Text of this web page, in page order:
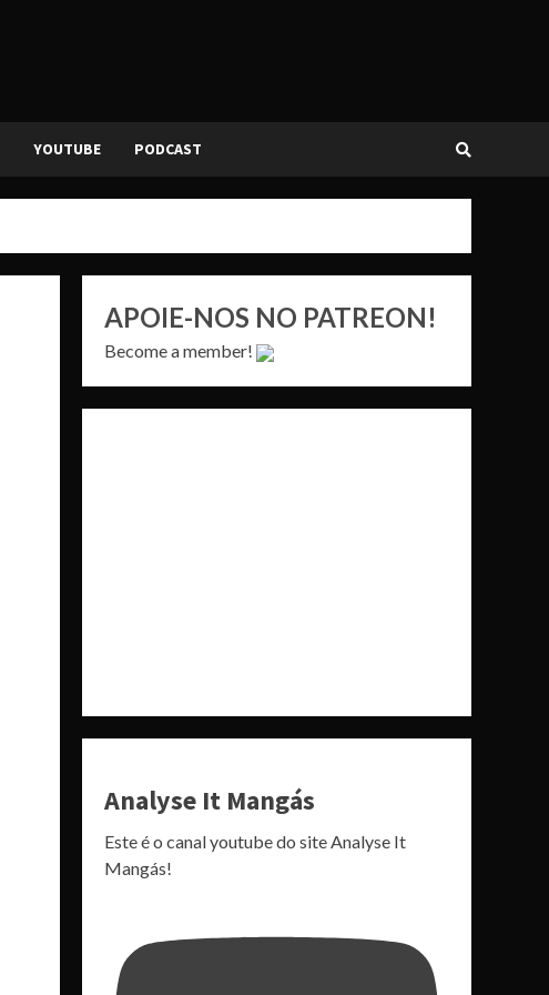
YOUTUBE PODCAST
APOIE-NOS NO PATREON!
Become a member!
Analyse It Mangás
Este é o canal youtube do site Analyse It
Mangás!